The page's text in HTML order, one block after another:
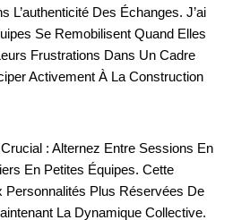
L’authenticité Des Échanges. J’ai
Se Remobilisent Quand Elles
Frustrations Dans Un Cadre
Activement À La Construction
: Alternez Entre Sessions En
En Petites Équipes. Cette
Personnalités Plus Réservées De
La Dynamique Collective.